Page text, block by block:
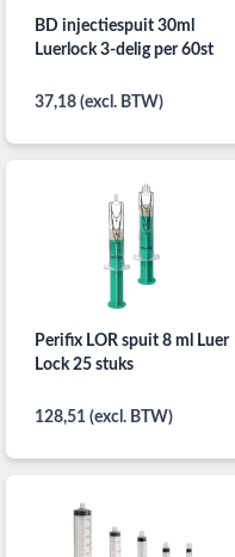
BD injectiespuit 30ml
Luerlock 3-delig per 60st
37,18 (excl. BTW)
Perifix LOR spuit 8 ml Luer
Lock 25 stuks
128,51 (excl. BTW)